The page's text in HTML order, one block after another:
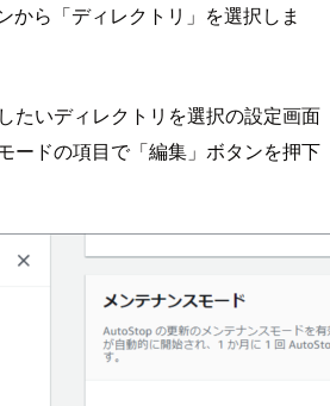
から「ディレクトリ」を選択しま
たいディレクトリを選択の設定画面
ードの項目で「編集」ボタンを押下